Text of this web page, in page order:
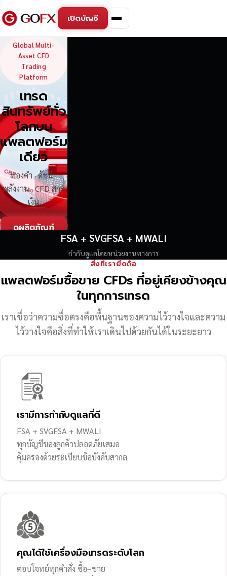
เปิดบัญชี
GoFX — Global Multi-
Global Multi-
Asset CFD
Trading
Platform
เทรด
สินทรัพย์ทั่ว
โลกบน
แพลตฟอร์ม
เดียว
ทองคำ · ดัชนี ·
พลังงาน · CFD สกุล
เงิน
ดูผลิตภัณฑ์
FSA + SVGFSA + MWALI
กำกับดูแลโดยหน่วยงานทางการ
สิ่งที่เรายึดถือ
แพลตฟอร์มซื้อขาย CFDs ที่อยู่เคียงข้างคุณ
ในทุกการเทรด
เราเชื่อว่าความซื่อตรงคือพื้นฐานของความไว้วางใจและความ
ไว้วางใจคือสิ่งที่ทำให้เราเดินไปด้วยกันได้ในระยะยาว
เรามีการกำกับดูแลที่ดี
FSA + SVGFSA + MWALI
ทุกบัญชีของลูกค้าปลอดภัยเสมอ
คุ้มครองด้วยระเบียบข้อบังคับสากล
คุณได้ใช้เครื่องมือเทรดระดับโลก
ตอบโจทย์ทุกคำสั่ง ซื้อ–ขาย